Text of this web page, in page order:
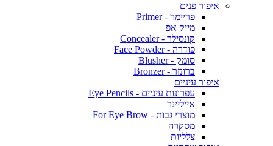
איפור פנים
פריימר - Primer
מייק אפ
קונסילר - Concealer
פודרה - Face Powder
סומק - Blusher
ברונזר - Bronzer
איפור עיניים
עפרונות עיניים - Eye Pencils
אייליינר
מוצרי גבות - For Eye Brow
מסקרה
צלליות